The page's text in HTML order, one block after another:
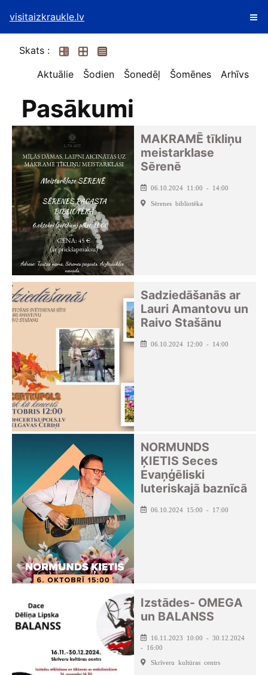
visitaizkraukle.lv
Skats :
Aktuālie
Šodien Šonedēļ Šomēnes Arhīvs
Pasākumi
MAKRAMĒ tīkliņu
meistarklase
Sērenē
06.10.2024 11:00 - 14:00
Sērenes bibliotēka
Sadziedāšanās ar
Lauri Amantovu un
Raivo Stašānu
06.10.2024 12:00 - 14:00
NORMUNDS
ĶIETIS Seces
Evaņģēliski
luteriskajā baznīcā
06.10.2024 15:00 - 17:00
Izstādes- OMEGA
un BALANSS
16.11.2023 10:00 - 30.12.2024
- 16:00
Skrīveru kultūras centrs